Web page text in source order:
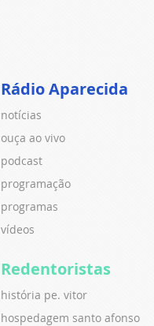
Rádio Aparecida
notícias
ouça ao vivo
podcast
programação
programas
vídeos
Redentoristas
história pe. vitor
hospedagem santo afonso